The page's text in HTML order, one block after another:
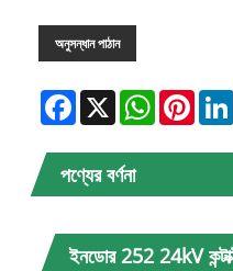
অনুসন্ধান পাঠান
Facebook
X WhatsApp
পণ্যের বর্ণনা
ইনডোর 252 24kV